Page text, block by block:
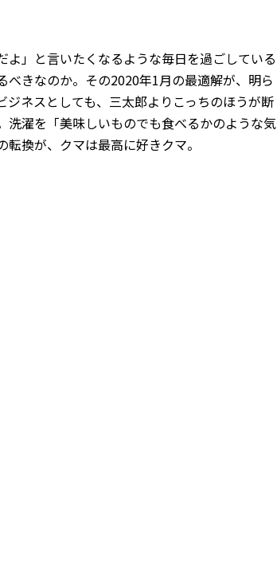
」と言いたくなるような毎日を過ごしている
きなのか。その2020年1月の最適解が、明ら
ネスとしても、三太郎よりこっちのほうが断
濯を「美味しいものでも食べるかのような気
転換が、クマは最高に好きクマ。